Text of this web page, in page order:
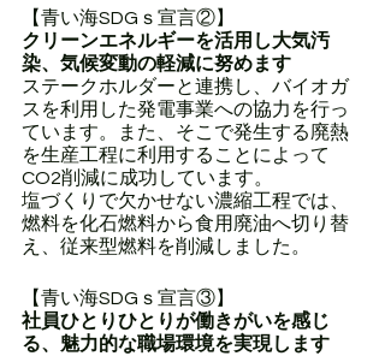
【青い海SDGｓ宣言②】
クリーンエネルギーを活用し大気汚
染、気候変動の軽減に努めます
ステークホルダーと連携し、バイオガ
スを利用した発電事業への協力を行っ
ています。また、そこで発生する廃熱
を生産工程に利用することによって
CO2削減に成功しています。
塩づくりで欠かせない濃縮工程では、
燃料を化石燃料から食用廃油へ切り替
え、従来型燃料を削減しました。
【青い海SDGｓ宣言③】
社員ひとりひとりが働きがいを感じ
る、魅力的な職場環境を実現します